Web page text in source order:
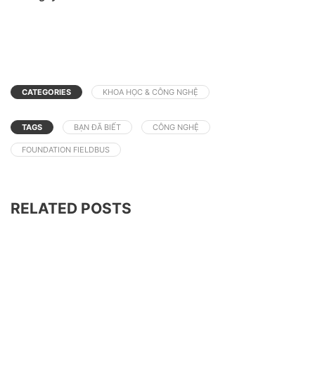
CATEGORIES KHOA HỌC & CÔNG NGHỆ
TAGS BẠN ĐÃ BIẾT CÔNG NGHỆ
FOUNDATION FIELDBUS
RELATED POSTS